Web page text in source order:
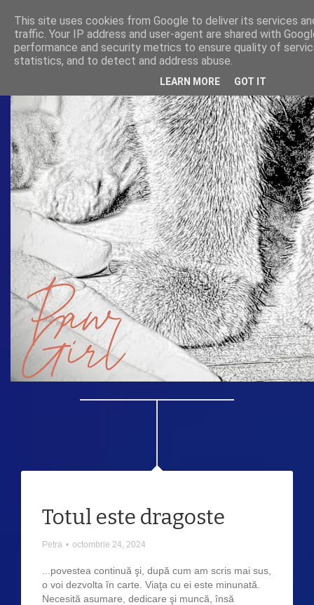
Totul este dragoste
Petra • octombrie 24, 2024
...povestea continuă şi, după cum am scris mai sus,
o voi dezvolta în carte. Viaţa cu ei este minunată.
Necesită asumare, dedicare şi muncă, însă
This site uses cookies from Google to deliver its services
traffic. Your IP address and user-agent are shared with
performance and security metrics to ensure quality of
statistics, and to detect and address abuse.
LEARN MORE GOT IT